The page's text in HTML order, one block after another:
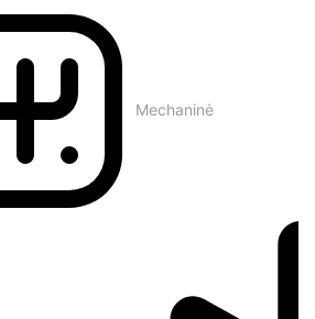
Mechaninė